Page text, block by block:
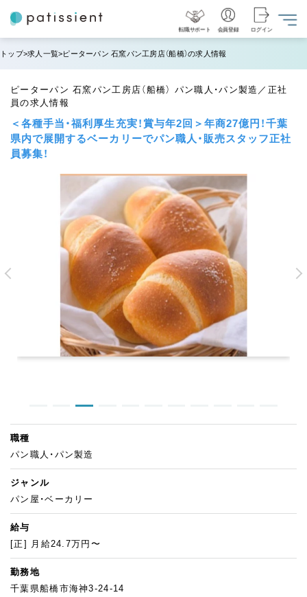
転職サポート 会員登録 ログイン
トップ 求人一覧 ピーターパン 石窯パン工房店（船橋）の求人情報
ピーターパン 石窯パン工房店（船橋） パン職人・パン製造／正社
員の求人情報
＜各種手当・福利厚生充実！賞与年2回＞年商27億円！千葉
県内で展開するベーカリーでパン職人・販売スタッフ正社
員募集！
職種
パン職人・パン製造
ジャンル
パン屋・ベーカリー
給与
[正] 月給24.7万円〜
勤務地
千葉県船橋市海神3-24-14